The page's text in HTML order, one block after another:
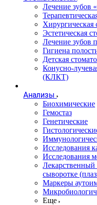
Лечение зубов
Хирургическая
Эстетическая
Лечение зубов
Гигиена
Детская
Конусно-
(КЛКТ)
Анализы
Биохимические
Гемостаз
Генетические
Исследования
Исследования
Лекарственный
сыворотке
Маркеры
Еще